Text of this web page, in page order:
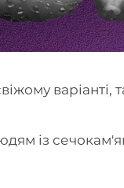
варіанті,
із